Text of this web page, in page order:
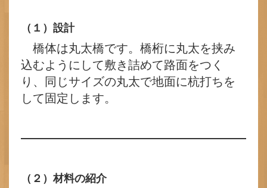
（１）設計
橋体は丸太橋です。橋桁に丸太を挟み
込むようにして敷き詰めて路面をつく
り、同じサイズの丸太で地面に杭打ちを
して固定します。
（２）材料の紹介